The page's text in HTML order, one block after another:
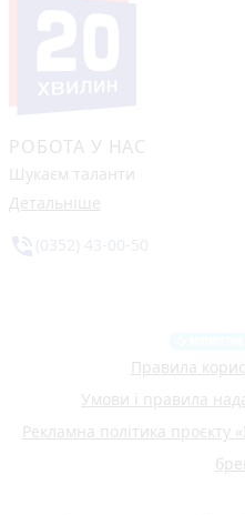
РОБОТА У НАС
Шукаєм таланти
Детальніше
Правила
Умови і правила
Рекламна політика проєкту